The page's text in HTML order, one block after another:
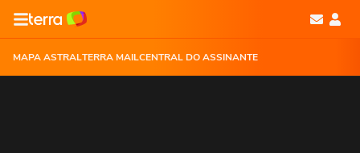
MAPA ASTRALTERRA MAILCENTRAL DO ASSINANTE